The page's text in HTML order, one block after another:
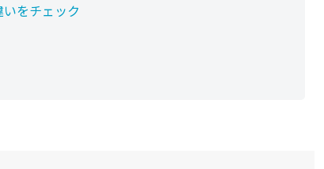
をチェック